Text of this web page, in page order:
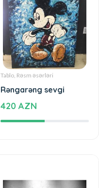
Tablo, Rəsm əsərləri
Rəngarəng sevgi
420 AZN